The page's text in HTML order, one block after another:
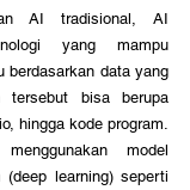
yang mampu
berdasarkan data yang
tersebut bisa berupa
hingga kode program.
model
(deep learning) seperti